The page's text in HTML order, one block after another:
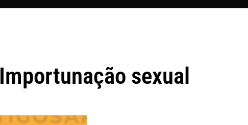
Importunação sexual